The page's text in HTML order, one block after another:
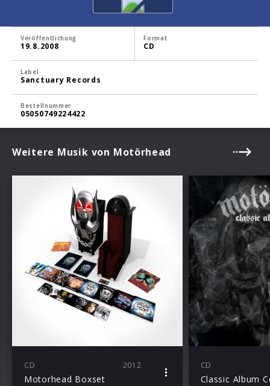
Veröffentlichung
19.8.2008
Format
CD
Label
Sanctuary Records
Bestellnummer
05050749224422
Weitere Musik von Motörhead
CD 2012
Motorhead Boxset
CD
Classic Album